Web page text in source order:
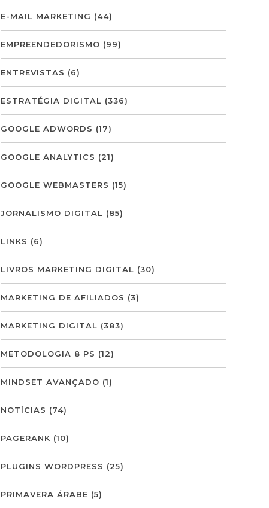
E-MAIL MARKETING (44)
EMPREENDEDORISMO (99)
ENTREVISTAS (6)
ESTRATÉGIA DIGITAL (336)
GOOGLE ADWORDS (17)
GOOGLE ANALYTICS (21)
GOOGLE WEBMASTERS (15)
JORNALISMO DIGITAL (85)
LINKS (6)
LIVROS MARKETING DIGITAL (30)
MARKETING DE AFILIADOS (3)
MARKETING DIGITAL (383)
METODOLOGIA 8 PS (12)
MINDSET AVANÇADO (1)
NOTÍCIAS (74)
PAGERANK (10)
PLUGINS WORDPRESS (25)
PRIMAVERA ÁRABE (5)